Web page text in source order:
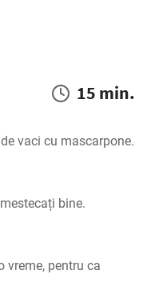
15 min.
vaci cu mascarpone.
bine.
vreme, pentru ca